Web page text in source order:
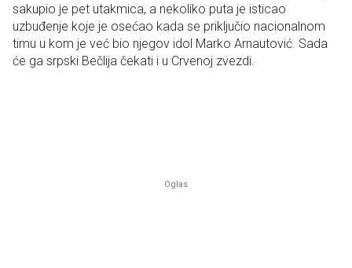
sakupio je pet utakmica, a nekoliko puta je isticao
uzbuđenje koje je osećao kada se priključio nacionalnom
timu u kom je već bio njegov idol Marko Arnautović. Sada
će ga srpski Bečlija čekati i u Crvenoj zvezdi.